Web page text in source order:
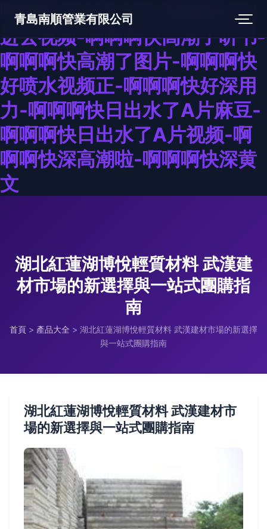
啊啊啊好快喷水深-啊啊啊快别
进去视频-啊啊啊快高潮了听书-
啊啊啊快高潮了图片-啊啊啊快
好喷水视频正-啊啊啊快好深用
力-啊啊啊快日出水了A片麻豆-
啊啊啊快日出水了A片视频-啊
啊啊快深高潮啦-啊啊啊快深黄
文
青島南順管業有限公司
湖北紅蓮湖博悅輕質材料 武漢建
材市場的新選擇與一站式團購指
南
首頁 > 產品大全 > 湖北紅蓮湖博悅輕質材料 武漢建材市場的新選擇
與一站式團購指南
湖北紅蓮湖博悅輕質材料 武漢建材市
場的新選擇與一站式團購指南